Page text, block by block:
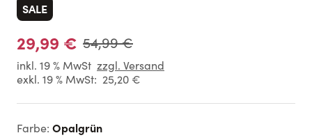
SALE
29,99 € 54,99 €
inkl. 19 % MwSt zzgl. Versand
exkl. 19 % MwSt: 25,20 €
Farbe: Opalgrün